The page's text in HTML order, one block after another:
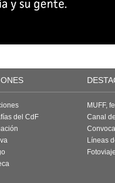
del CdF
MUFF,
Canal
Líneas